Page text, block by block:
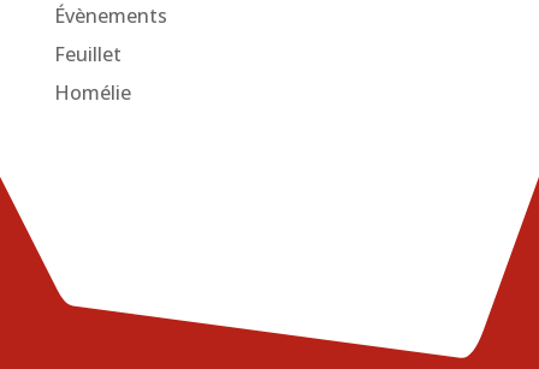
Évènements
Feuillet
Homélie